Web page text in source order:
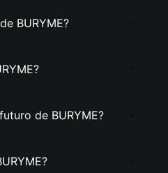
BURYME?
de BURYME?